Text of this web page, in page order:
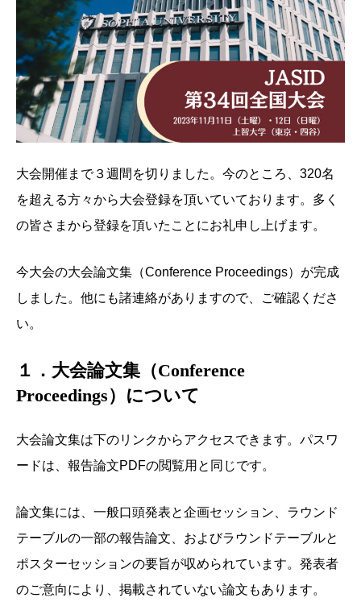
大会開催まで３週間を切りました。今のところ、320名
を超える方々から大会登録を頂いていております。多く
の皆さまから登録を頂いたことにお礼申し上げます。
今大会の大会論文集（Conference Proceedings）が完成
しました。他にも諸連絡がありますので、ご確認くださ
い。
１．大会論文集（Conference
Proceedings）について
大会論文集は下のリンクからアクセスできます。パスワ
ードは、報告論文PDFの閲覧用と同じです。
論文集には、一般口頭発表と企画セッション、ラウンド
テーブルの一部の報告論文、およびラウンドテーブルと
ポスターセッションの要旨が収められています。発表者
のご意向により、掲載されていない論文もあります。